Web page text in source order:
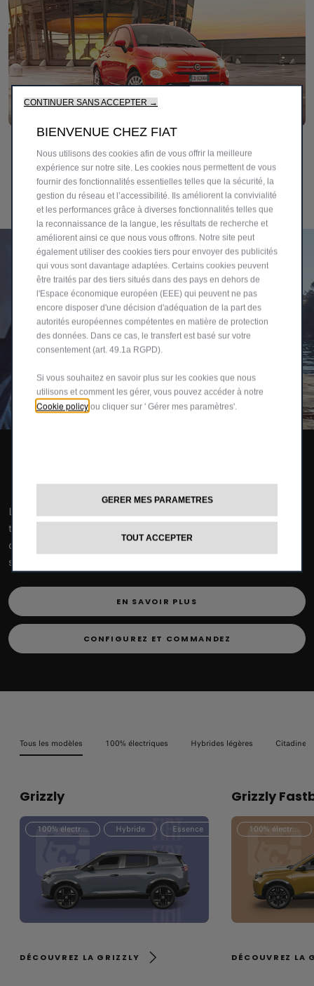
TROUVEZ VOTRE BONHEUR
Fiat 500 Hybrid Dolcevita​
La nouvelle Fiat 500 Hybrid Dolcevita, conçue pour attirer
tous les regards et sublimer chaque trajet, est bien plus
qu’une voiture : c’est un moment à vivre, une émotion, une
saison à savourer.
EN SAVOIR PLUS
CONFIGUREZ ET COMMANDEZ
Tous les modèles 100% électriques Hybrides légères Citadines
Grizzly
100% électrique Hybride Essence
DÉCOUVREZ LA GRIZZLY
Grizzly
100% électrique
DÉCOUVREZ LA
CONTINUER SANS ACCEPTER →
BIENVENUE CHEZ FIAT
Nous utilisons des cookies afin de vous offrir la meilleure
expérience sur notre site. Les cookies nous permettent de vous
fournir des fonctionnalités essentielles telles que la sécurité, la
gestion du réseau et l’accessibilité. Ils améliorent la convivialité
et les performances grâce à diverses fonctionnalités telles que
la reconnaissance de la langue, les résultats de recherche et
améliorent ainsi ce que nous vous offrons. Notre site peut
également utiliser des cookies tiers pour envoyer des publicités
qui vous sont davantage adaptées. Certains cookies peuvent
être traités par des tiers situés dans des pays en dehors de
l'Espace économique européen (EEE) qui peuvent ne pas
encore disposer d'une décision d'adéquation de la part des
autorités européennes compétentes en matière de protection
des données. Dans ce cas, le transfert est basé sur votre
consentement (art. 49.1a RGPD).
Si vous souhaitez en savoir plus sur les cookies que nous
utilisons et comment les gérer, vous pouvez accéder à notre
Cookie policy ou cliquer sur ' Gérer mes paramètres'.
GERER MES PARAMETRES
TOUT ACCEPTER